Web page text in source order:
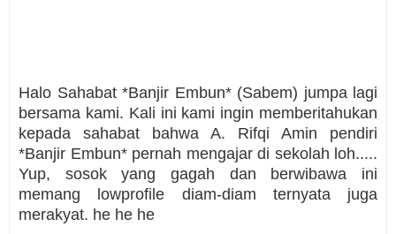
Halo Sahabat *Banjir Embun* (Sabem) jumpa lagi
bersama kami. Kali ini kami ingin memberitahukan
kepada sahabat bahwa A. Rifqi Amin pendiri
*Banjir Embun* pernah mengajar di sekolah loh.....
Yup, sosok yang gagah dan berwibawa ini
memang lowprofile diam-diam ternyata juga
merakyat. he he he